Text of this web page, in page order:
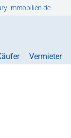
immobilien.de
Vermieter